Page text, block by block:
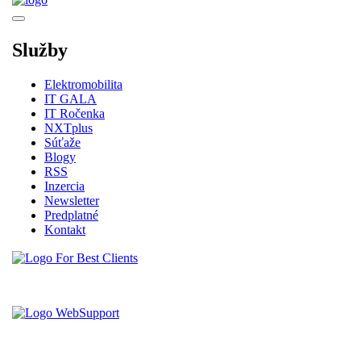
Služby
Elektromobilita
IT GALA
IT Ročenka
NXTplus
Súťaže
Blogy
RSS
Inzercia
Newsletter
Predplatné
Kontakt